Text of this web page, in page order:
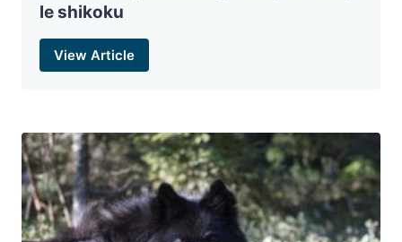
le shikoku
View Article